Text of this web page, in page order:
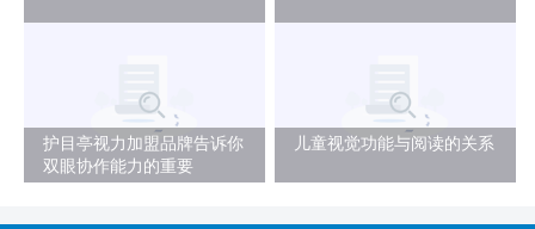
护目亭视力加盟品牌告诉你
双眼协作能力的重要
儿童视觉功能与阅读的关系